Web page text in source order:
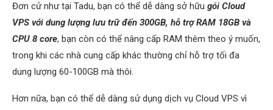
Đơn cử như tại Tadu, bạn có thể dễ dàng sở hữu gói Cloud
VPS với dung lượng lưu trữ đến 300GB, hỗ trợ RAM 18GB và
CPU 8 core, bạn còn có thể nâng cấp RAM thêm theo ý muốn,
trong khi các nhà cung cấp khác thường chỉ hỗ trợ tối đa
dung lượng 60-100GB mà thôi.
Hơn nữa, bạn có thể dễ dàng sử dụng dịch vụ Cloud VPS vì